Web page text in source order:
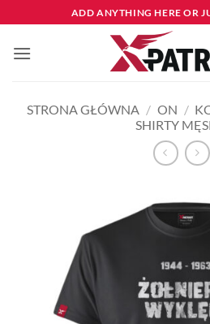
do
zawartości
ADD ANYTHING HERE OR
STRONA GŁÓWNA / ON /
SHIRTY